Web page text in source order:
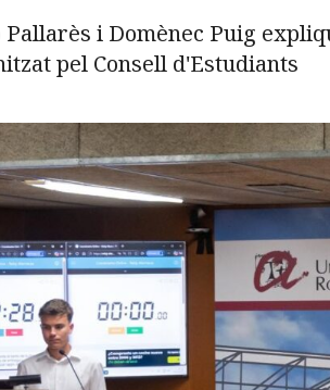
Pallarès i Domènec Puig
pel Consell d'Estudiants